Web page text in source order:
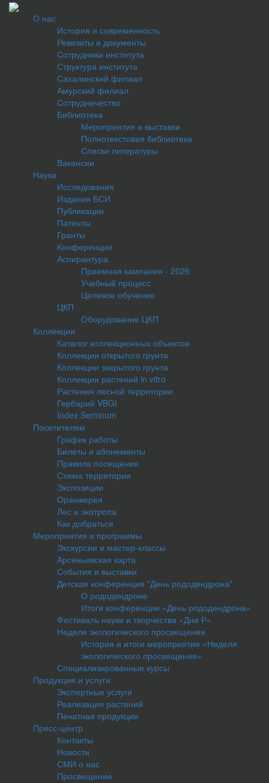
О нас
История и современность
Ревизиты и документы
Сотрудники института
Структура института
Сахалинский филиал
Амурский филиал
Сотрудничество
Библиотека
Мероприятия и выставки
Полнотекстовая библиотека
Списки литературы
Вакансии
Наука
Исследования
Издания БСИ
Публикации
Патенты
Гранты
Конференции
Аспирантура
Приемная кампания - 2026
Учебный процесс
Целевое обучение
ЦКП
Оборудование ЦКП
Коллекции
Каталог коллекционных объектов
Коллекции открытого грунта
Коллекции закрытого грунта
Коллекции растений in vitro
Растения лесной территории
Гербарий VBGI
Index Seminum
Посетителям
График работы
Билеты и абонементы
Правила посещения
Схема территории
Экспозиции
Оранжерея
Лес и экотропа
Как добраться
Мероприятия и программы
Экскурсии и мастер-классы
Арсеньевская карта
События и выставки
Детская конференция "День рододендрона"
О рододендроне
Итоги конференции «День рододендрона»
Фестиваль науки и творчества «Дни Р»
Неделя экологического просвещения
История и итоги мероприятия «Неделя
экологического просвещения»
Специализированные курсы
Продукция и услуги
Экспертные услуги
Реализация растений
Печатная продукция
Пресс-центр
Контакты
Новости
СМИ о нас
Просвещение